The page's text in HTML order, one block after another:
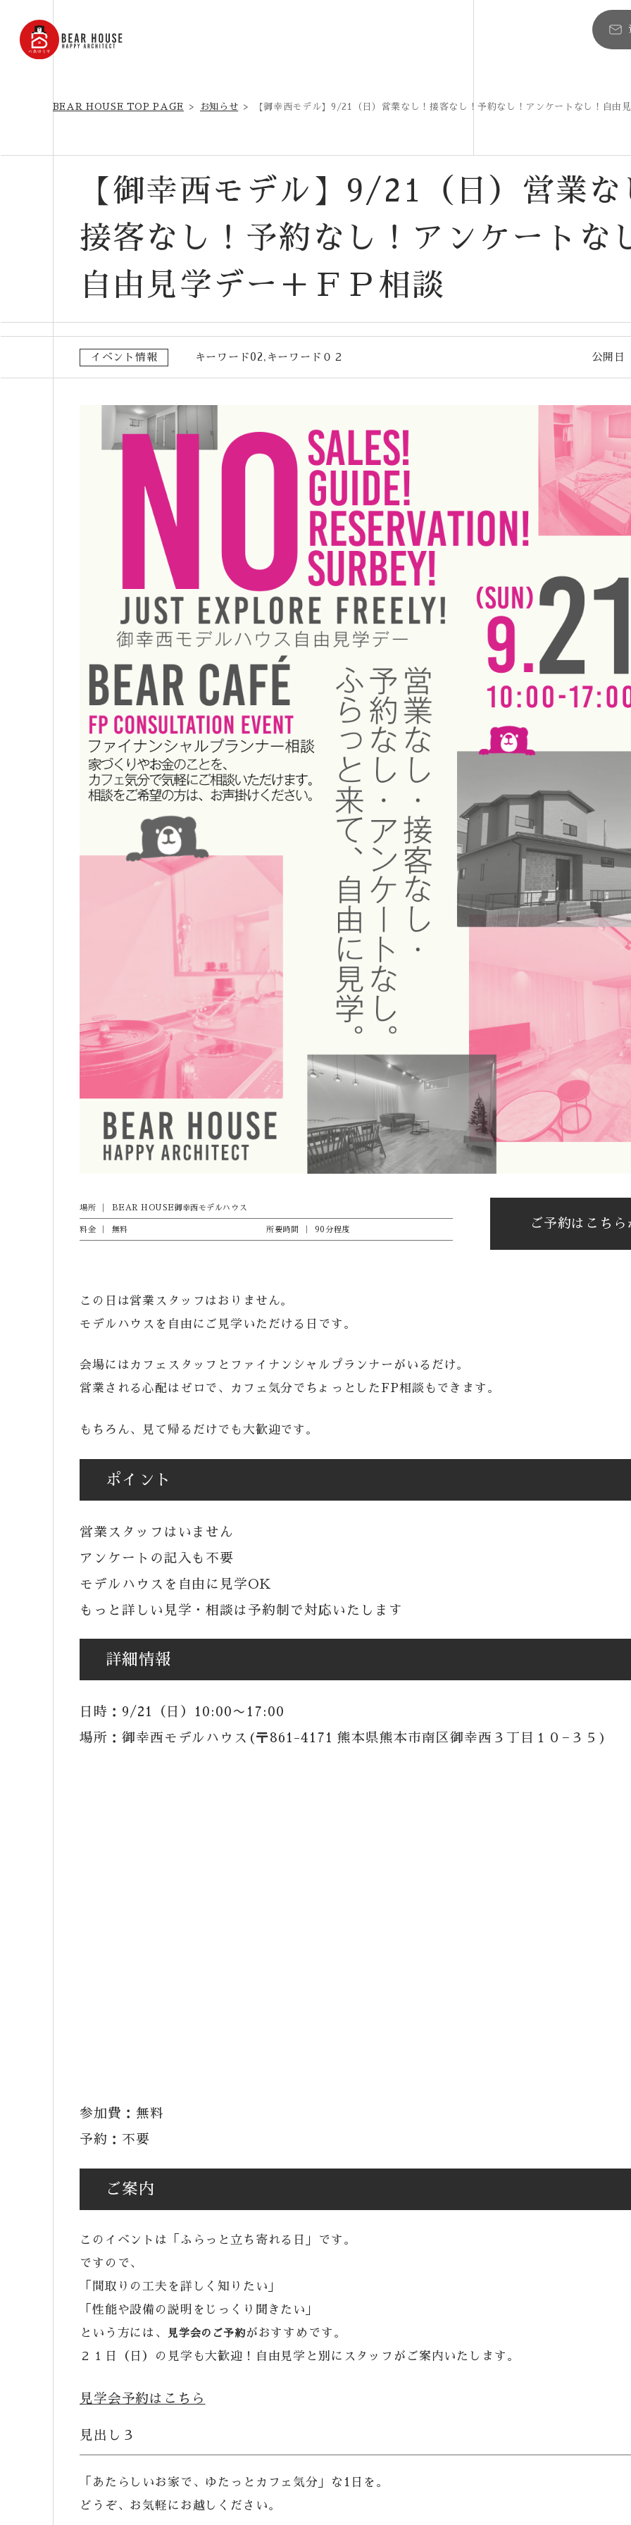
BEAR HOUSE TOP PAGE お知らせ 【御幸西モデル】9/21（日）営業なし！接客なし！予約なし！アンケートなし！自由
【御幸西モデル】9/21（日）営業な
接客なし！予約なし！アンケートな
自由見学デー＋ＦＰ相談
イベント情報 キーワード02 キーワード０２ 公開日
場所 BEAR HOUSE御幸西モデルハウス
料金 無料 所要時間 90分程度 ご予約はこちら
この日は営業スタッフはおりません。
モデルハウスを自由にご見学いただける日です。
会場にはカフェスタッフとファイナンシャルプランナーがいるだけ。
営業される心配はゼロで、カフェ気分でちょっとしたFP相談もできます。
もちろん、見て帰るだけでも大歓迎です。
ポイント
営業スタッフはいません
アンケートの記入も不要
モデルハウスを自由に見学OK
もっと詳しい見学・相談は予約制で対応いたします
詳細情報
日時：9/21（日）10:00〜17:00
場所：御幸西モデルハウス(〒861-4171 熊本県熊本市南区御幸西３丁目１０−３５)
参加費：無料
予約：不要
ご案内
このイベントは「ふらっと立ち寄れる日」です。
ですので、
「間取りの工夫を詳しく知りたい」
「性能や設備の説明をじっくり聞きたい」
という方には、
見学会のご予約がおすすめです。
２１日（日）の見学も大歓迎！自由見学と別にスタッフがご案内いたします。
見学会予約はこちら
見出し３
「あたらしいお家で、ゆたっとカフェ気分」な1日を。
どうぞ、お気軽にお越しください。